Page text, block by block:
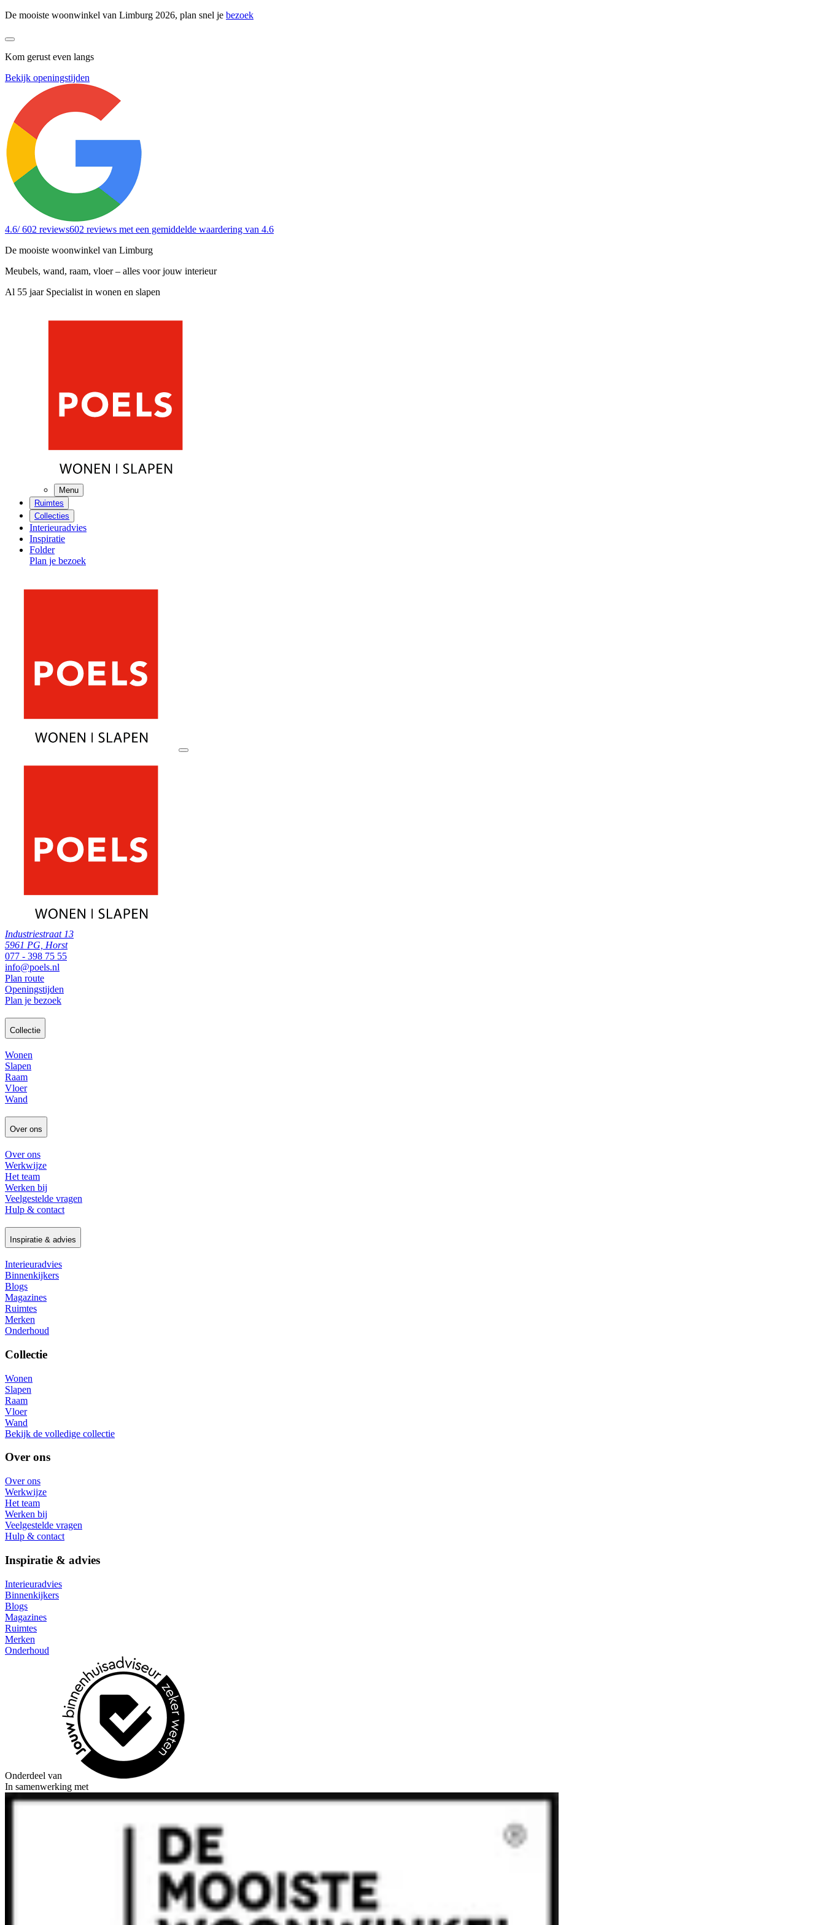
De mooiste woonwinkel van Limburg 2026, plan snel je bezoek
Kom gerust even langs
Bekijk openingstijden
4.6/ 602 reviews602 reviews met een gemiddelde waardering van 4.6
De mooiste woonwinkel van Limburg
Meubels, wand, raam, vloer – alles voor jouw interieur
Al 55 jaar Specialist in wonen en slapen
Menu
Ruimtes
Collecties
Interieuradvies
Inspiratie
Folder
Plan je bezoek
Industriestraat 13
5961 PG, Horst
077 - 398 75 55
info@poels.nl
Plan route
Openingstijden
Plan je bezoek
Collectie
Wonen
Slapen
Raam
Vloer
Wand
Over ons
Over ons
Werkwijze
Het team
Werken bij
Veelgestelde vragen
Hulp & contact
Inspiratie & advies
Interieuradvies
Binnenkijkers
Blogs
Magazines
Ruimtes
Merken
Onderhoud
Collectie
Wonen
Slapen
Raam
Vloer
Wand
Bekijk de volledige collectie
Over ons
Over ons
Werkwijze
Het team
Werken bij
Veelgestelde vragen
Hulp & contact
Inspiratie & advies
Interieuradvies
Binnenkijkers
Blogs
Magazines
Ruimtes
Merken
Onderhoud
Onderdeel van
In samenwerking met